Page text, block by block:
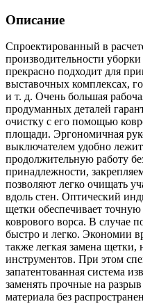
Описание
Спроектированный в
производительности
прекрасно подходит для
выставочных комплексах,
и т. д. Очень большая
продуманных деталей
очистку с его помощью
площади. Эргономичная
выключателем удобно
продолжительную работу
принадлежности,
позволяют легко очищать
вдоль стен. Оптический
щетки обеспечивает
коврового ворса. В случае
быстро и легко. Экономии
также легкая замена
инструментов. При этом
запатентованная система
заменять прочные на
материала без